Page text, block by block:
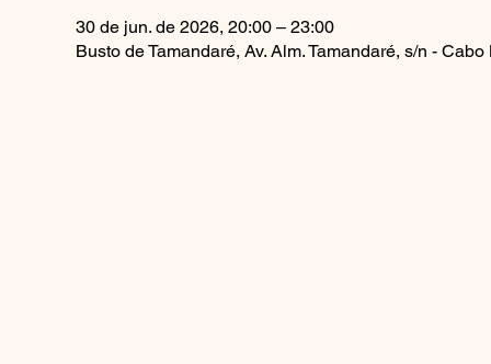
30 de jun. de 2026, 20:00 – 23:00
Busto de Tamandaré, Av. Alm. Tamandaré, s/n -